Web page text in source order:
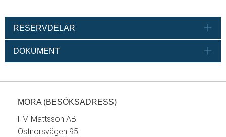
RESERVDELAR
DOKUMENT
MORA (BESÖKSADRESS)
FM Mattsson AB
Östnorsvägen 95